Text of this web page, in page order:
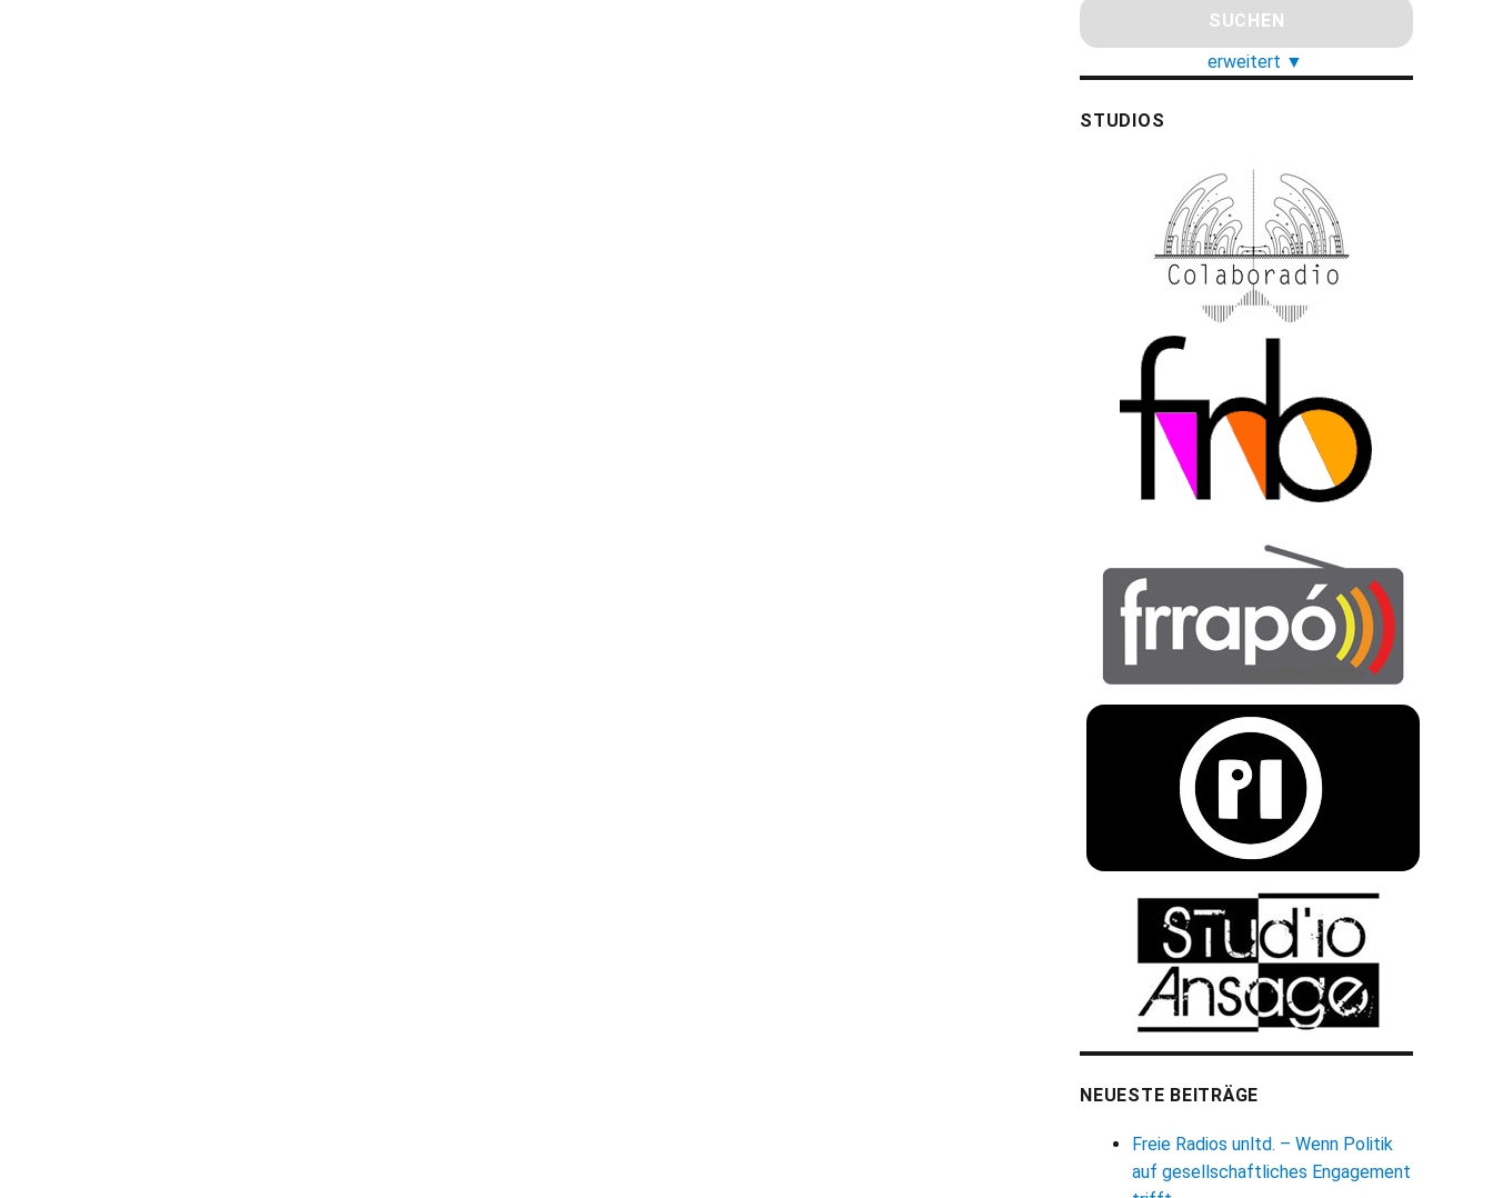
erweitert ▼
STUDIOS
NEUESTE BEITRÄGE
Freie Radios unltd. – Wenn Politik
auf gesellschaftliches Engagement